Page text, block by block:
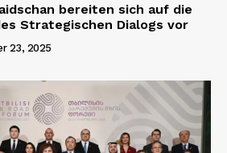
bereiten sich auf die
Strategischen Dialogs vor
23, 2025